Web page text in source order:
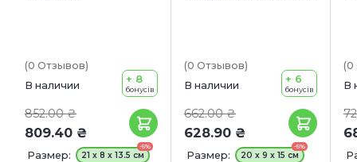
(0 Отзывов)
В наличии
852.00 ₴
809.40 ₴
+ 8
бонусів
Размер:
-5%
21 х 8 х 13.5 см
(0 Отзывов)
В наличии
662.00 ₴
628.90 ₴
+ 6
бонусів
Размер:
-5%
20 x 9 x 15 см
(0
В